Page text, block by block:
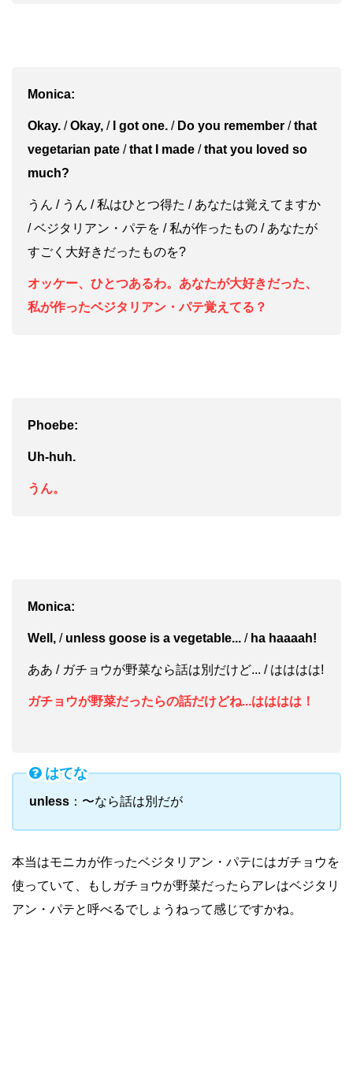
Monica:
Okay. /Okay, /I got one. /Do you remember /that
vegetarian pate /that I made /that you loved so
much?
うん / うん / 私はひとつ得た / あなたは覚えてますか
/ ベジタリアン・パテを / 私が作ったもの / あなたが
すごく大好きだったものを?
オッケー、ひとつあるわ。あなたが大好きだった、
私が作ったベジタリアン・パテ覚えてる？
Phoebe:
Uh-huh.
うん。
Monica:
Well, / unless goose is a vegetable... / ha haaaah!
ああ / ガチョウが野菜なら話は別だけど... / はははは!
ガチョウが野菜だったらの話だけどね...はははは！
はてな
unless ：〜なら話は別だが
本当はモニカが作ったベジタリアン・パテにはガチョウを
使っていて、もしガチョウが野菜だったらアレはベジタリ
アン・パテと呼べるでしょうねって感じですかね。